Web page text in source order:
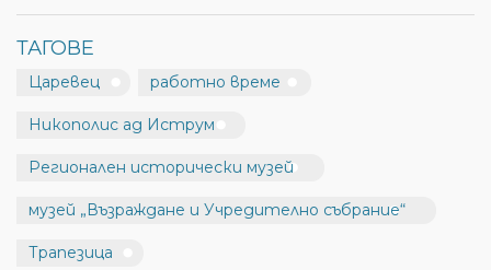
ТАГОВЕ
Царевец работно време
Никополис ад Иструм
Регионален исторически музей
музей „Възраждане и Учредително събрание“
Трапезица